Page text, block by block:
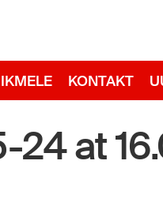
KONTAKT
at